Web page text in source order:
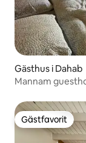
Gästhus i Dahab
Mannam
Gästfavorit
Gästfavorit